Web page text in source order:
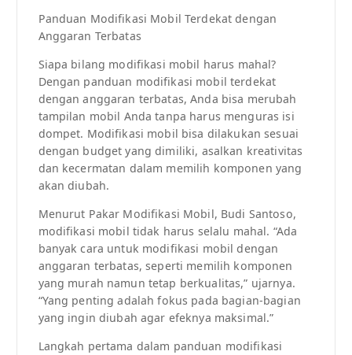
Panduan Modifikasi Mobil Terdekat dengan
Anggaran Terbatas
Siapa bilang modifikasi mobil harus mahal?
Dengan panduan modifikasi mobil terdekat
dengan anggaran terbatas, Anda bisa merubah
tampilan mobil Anda tanpa harus menguras isi
dompet. Modifikasi mobil bisa dilakukan sesuai
dengan budget yang dimiliki, asalkan kreativitas
dan kecermatan dalam memilih komponen yang
akan diubah.
Menurut Pakar Modifikasi Mobil, Budi Santoso,
modifikasi mobil tidak harus selalu mahal. “Ada
banyak cara untuk modifikasi mobil dengan
anggaran terbatas, seperti memilih komponen
yang murah namun tetap berkualitas,” ujarnya.
“Yang penting adalah fokus pada bagian-bagian
yang ingin diubah agar efeknya maksimal.”
Langkah pertama dalam panduan modifikasi